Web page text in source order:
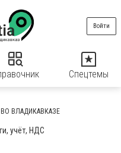
Спецтемы
Войти
ВЛАДИКАВКАЗЕ
учёт, НДС